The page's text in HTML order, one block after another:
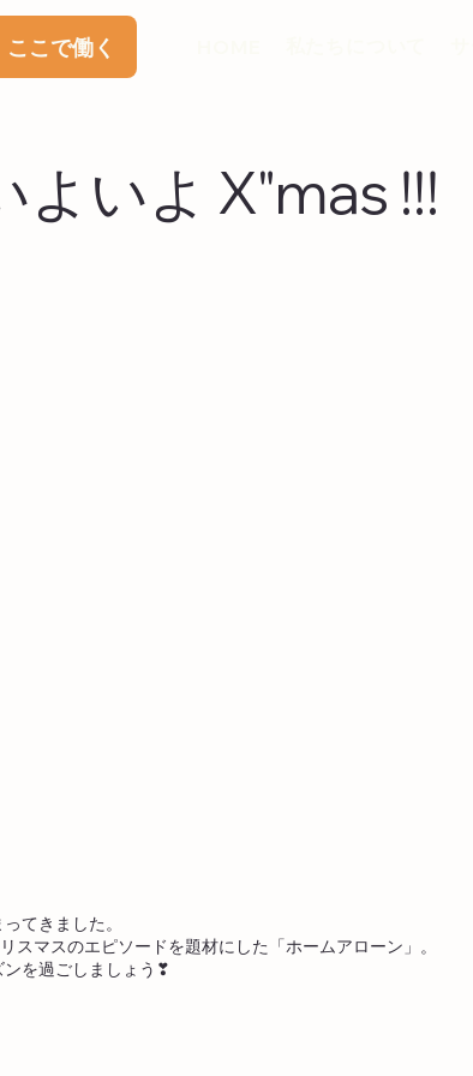
ここで働く
よいよ X"mas !!!
てきました。
スマスのエピソードを題材にした「ホームアローン」。
を過ごしましょう❣